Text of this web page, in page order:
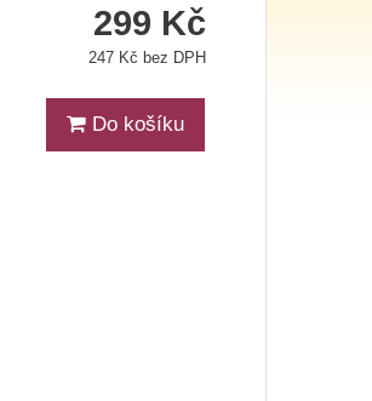
299 Kč
247 Kč bez DPH
Do košíku